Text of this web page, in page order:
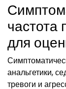
частота
для
анальгетики,
тревоги и